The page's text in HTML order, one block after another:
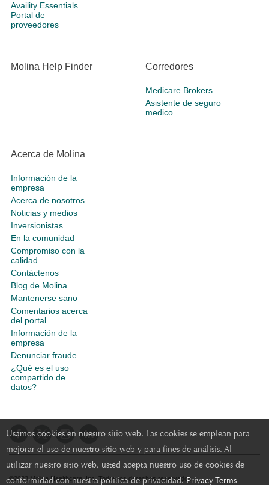
Usamos cookies en nuestro sitio web. Las cookies se emplean para
mejorar el uso de nuestro sitio web y para fines de análisis. Al
utilizar nuestro sitio web, usted acepta nuestro uso de cookies de
conformidad con nuestra política de privacidad.Privacy Terms
Availity Essentials
Portal de
proveedores
Molina Help Finder Corredores
Medicare Brokers
Asistente de seguro
medico
Acerca de Molina
Información de la
empresa
Acerca de nosotros
Noticias y medios
Inversionistas
En la comunidad
Compromiso con la
calidad
Contáctenos
Blog de Molina
Mantenerse sano
Comentarios acerca
del portal
Información de la
empresa
Denunciar fraude
¿Qué es el uso
compartido de
datos?
©2023 Molina Healthcare, Inc. Todos los derechos reservados.